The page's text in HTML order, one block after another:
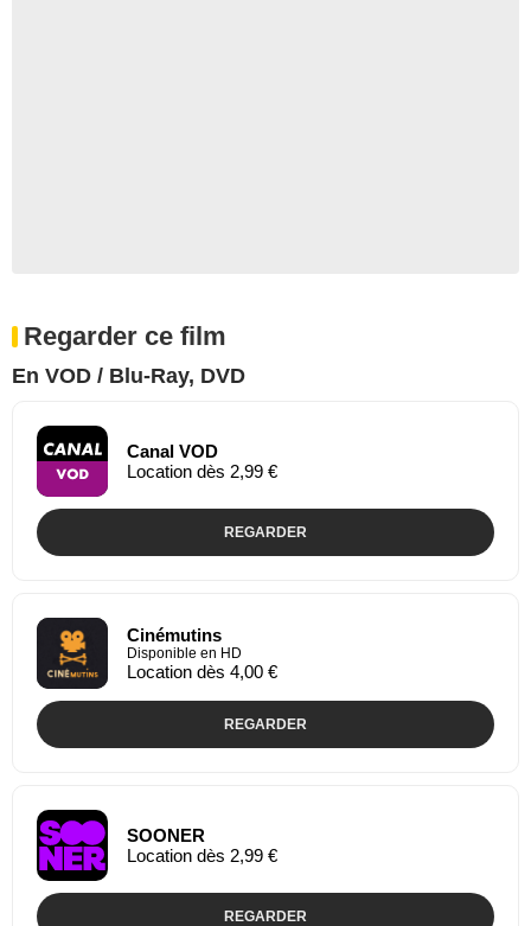
Regarder ce film
En VOD / Blu-Ray, DVD
Canal VOD
Location dès 2,99 €
REGARDER
Cinémutins
Disponible en HD
Location dès 4,00 €
REGARDER
SOONER
Location dès 2,99 €
REGARDER